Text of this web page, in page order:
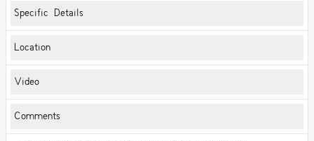
Specific Details
Location
Video
Comments